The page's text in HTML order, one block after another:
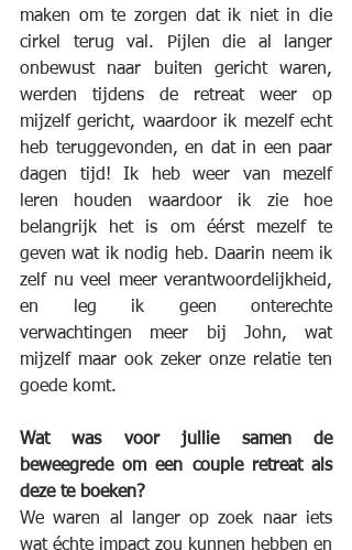
maken om te zorgen dat ik niet in die
cirkel terug val. Pijlen die al langer
onbewust naar buiten gericht waren,
werden tijdens de retreat weer op
mijzelf gericht, waardoor ik mezelf echt
heb teruggevonden, en dat in een paar
dagen tijd! Ik heb weer van mezelf
leren houden waardoor ik zie hoe
belangrijk het is om éérst mezelf te
geven wat ik nodig heb. Daarin neem ik
zelf nu veel meer verantwoordelijkheid,
en leg ik geen onterechte
verwachtingen meer bij John, wat
mijzelf maar ook zeker onze relatie ten
goede komt.
Wat was voor jullie samen de
beweegrede om een couple retreat als
deze te boeken?
We waren al langer op zoek naar iets
wat échte impact zou kunnen hebben en